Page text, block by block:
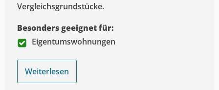
Vergleichsgrundstücke.
Besonders geeignet für:
Eigentumswohnungen
Weiterlesen